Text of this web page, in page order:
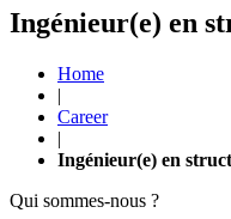
Ingénieur(e) en
Home
|
Career
|
Ingénieur(e) en
Qui sommes-nous ?